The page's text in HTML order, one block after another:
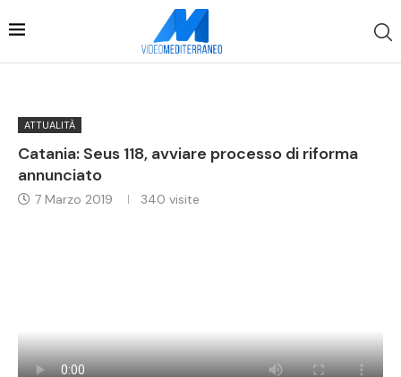
ATTUALITÀ
Catania: Seus 118, avviare processo di riforma
annunciato
7 Marzo 2019 340 visite